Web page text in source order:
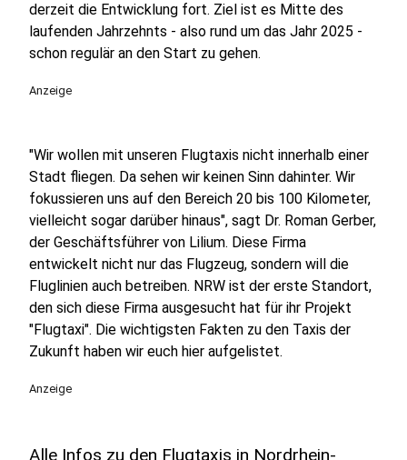
derzeit die Entwicklung fort. Ziel ist es Mitte des
laufenden Jahrzehnts - also rund um das Jahr 2025 -
schon regulär an den Start zu gehen.
Anzeige
"Wir wollen mit unseren Flugtaxis nicht innerhalb einer
Stadt fliegen. Da sehen wir keinen Sinn dahinter. Wir
fokussieren uns auf den Bereich 20 bis 100 Kilometer,
vielleicht sogar darüber hinaus", sagt Dr. Roman Gerber,
der Geschäftsführer von Lilium. Diese Firma
entwickelt nicht nur das Flugzeug, sondern will die
Fluglinien auch betreiben. NRW ist der erste Standort,
den sich diese Firma ausgesucht hat für ihr Projekt
"Flugtaxi". Die wichtigsten Fakten zu den Taxis der
Zukunft haben wir euch hier aufgelistet.
Anzeige
Alle Infos zu den Flugtaxis in Nordrhein-